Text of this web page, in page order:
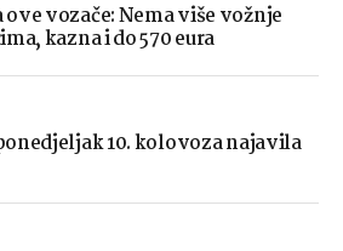
vozače: Nema više vožnje
kazna i do 570 eura
10. kolovoza najavila